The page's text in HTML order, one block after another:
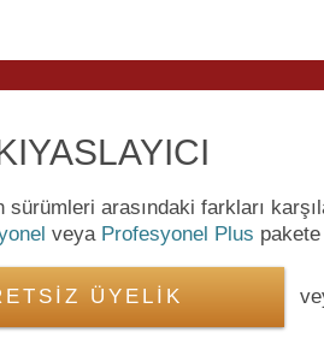
sürümleri arasındaki farkları
veya Profesyonel Plus
ÜYELİK